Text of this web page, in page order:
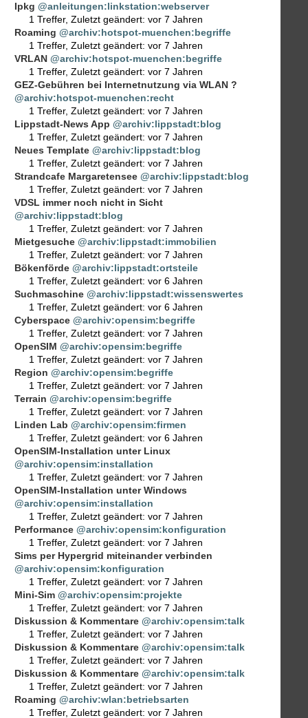
Ipkg @anleitungen:linkstation:webserver
1 Treffer, Zuletzt geändert: vor 7 Jahren
Roaming @archiv:hotspot-muenchen:begriffe
1 Treffer, Zuletzt geändert: vor 7 Jahren
VRLAN @archiv:hotspot-muenchen:begriffe
1 Treffer, Zuletzt geändert: vor 7 Jahren
GEZ-Gebühren bei Internetnutzung via WLAN ?
@archiv:hotspot-muenchen:recht
1 Treffer, Zuletzt geändert: vor 7 Jahren
Lippstadt-News App @archiv:lippstadt:blog
1 Treffer, Zuletzt geändert: vor 7 Jahren
Neues Template @archiv:lippstadt:blog
1 Treffer, Zuletzt geändert: vor 7 Jahren
Strandcafe Margaretensee @archiv:lippstadt:blog
1 Treffer, Zuletzt geändert: vor 7 Jahren
VDSL immer noch nicht in Sicht
@archiv:lippstadt:blog
1 Treffer, Zuletzt geändert: vor 7 Jahren
Mietgesuche @archiv:lippstadt:immobilien
1 Treffer, Zuletzt geändert: vor 7 Jahren
Bökenförde @archiv:lippstadt:ortsteile
1 Treffer, Zuletzt geändert: vor 6 Jahren
Suchmaschine @archiv:lippstadt:wissenswertes
1 Treffer, Zuletzt geändert: vor 6 Jahren
Cyberspace @archiv:opensim:begriffe
1 Treffer, Zuletzt geändert: vor 7 Jahren
OpenSIM @archiv:opensim:begriffe
1 Treffer, Zuletzt geändert: vor 7 Jahren
Region @archiv:opensim:begriffe
1 Treffer, Zuletzt geändert: vor 7 Jahren
Terrain @archiv:opensim:begriffe
1 Treffer, Zuletzt geändert: vor 7 Jahren
Linden Lab @archiv:opensim:firmen
1 Treffer, Zuletzt geändert: vor 6 Jahren
OpenSIM-Installation unter Linux
@archiv:opensim:installation
1 Treffer, Zuletzt geändert: vor 7 Jahren
OpenSIM-Installation unter Windows
@archiv:opensim:installation
1 Treffer, Zuletzt geändert: vor 7 Jahren
Performance @archiv:opensim:konfiguration
1 Treffer, Zuletzt geändert: vor 7 Jahren
Sims per Hypergrid miteinander verbinden
@archiv:opensim:konfiguration
1 Treffer, Zuletzt geändert: vor 7 Jahren
Mini-Sim @archiv:opensim:projekte
1 Treffer, Zuletzt geändert: vor 7 Jahren
Diskussion & Kommentare @archiv:opensim:talk
1 Treffer, Zuletzt geändert: vor 7 Jahren
Diskussion & Kommentare @archiv:opensim:talk
1 Treffer, Zuletzt geändert: vor 7 Jahren
Diskussion & Kommentare @archiv:opensim:talk
1 Treffer, Zuletzt geändert: vor 7 Jahren
Roaming @archiv:wlan:betriebsarten
1 Treffer, Zuletzt geändert: vor 7 Jahren